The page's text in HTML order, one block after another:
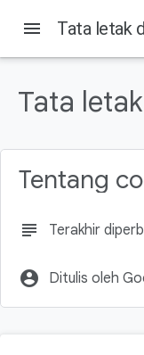
Yang akan Anda
Yang akan Anda
Mendapatkan kode
Melihat kode
Dokumentasi
menu Tata letak
Tata
Tentang
subject Terakhir
account_circle Ditulis oleh